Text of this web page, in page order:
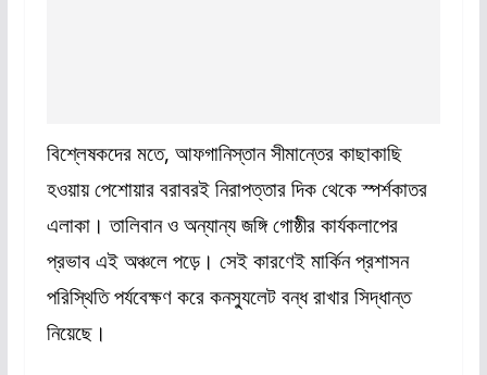
বিশ্লেষকদের মতে, আফগানিস্তান সীমান্তের কাছাকাছি
হওয়ায় পেশোয়ার বরাবরই নিরাপত্তার দিক থেকে স্পর্শকাতর
এলাকা। তালিবান ও অন্যান্য জঙ্গি গোষ্ঠীর কার্যকলাপের
প্রভাব এই অঞ্চলে পড়ে। সেই কারণেই মার্কিন প্রশাসন
পরিস্থিতি পর্যবেক্ষণ করে কনস্যুলেট বন্ধ রাখার সিদ্ধান্ত
নিয়েছে।